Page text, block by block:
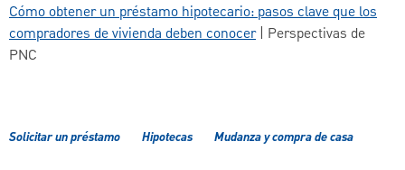
Cómo obtener un préstamo hipotecario: pasos clave que los
compradores de vivienda deben conocer| Perspectivas de
PNC
Solicitar un préstamo Hipotecas Mudanza y compra de casa